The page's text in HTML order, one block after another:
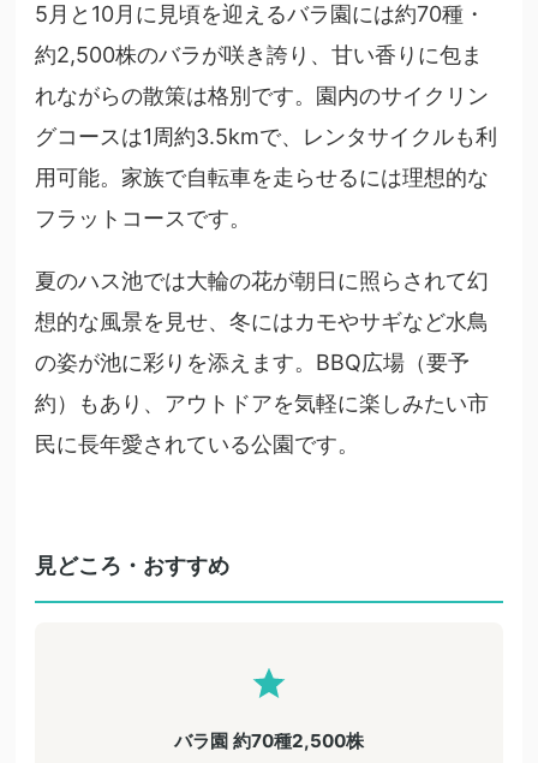
5月と10月に見頃を迎えるバラ園には約70種・
約2,500株のバラが咲き誇り、甘い香りに包ま
れながらの散策は格別です。園内のサイクリン
グコースは1周約3.5kmで、レンタサイクルも利
用可能。家族で自転車を走らせるには理想的な
フラットコースです。
夏のハス池では大輪の花が朝日に照らされて幻
想的な風景を見せ、冬にはカモやサギなど水鳥
の姿が池に彩りを添えます。BBQ広場（要予
約）もあり、アウトドアを気軽に楽しみたい市
民に長年愛されている公園です。
見どころ・おすすめ
バラ園 約70種2,500株